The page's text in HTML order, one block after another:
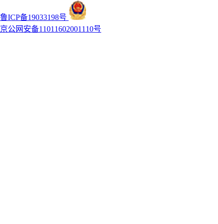
鲁ICP备19033198号
京公网安备11011602001110号